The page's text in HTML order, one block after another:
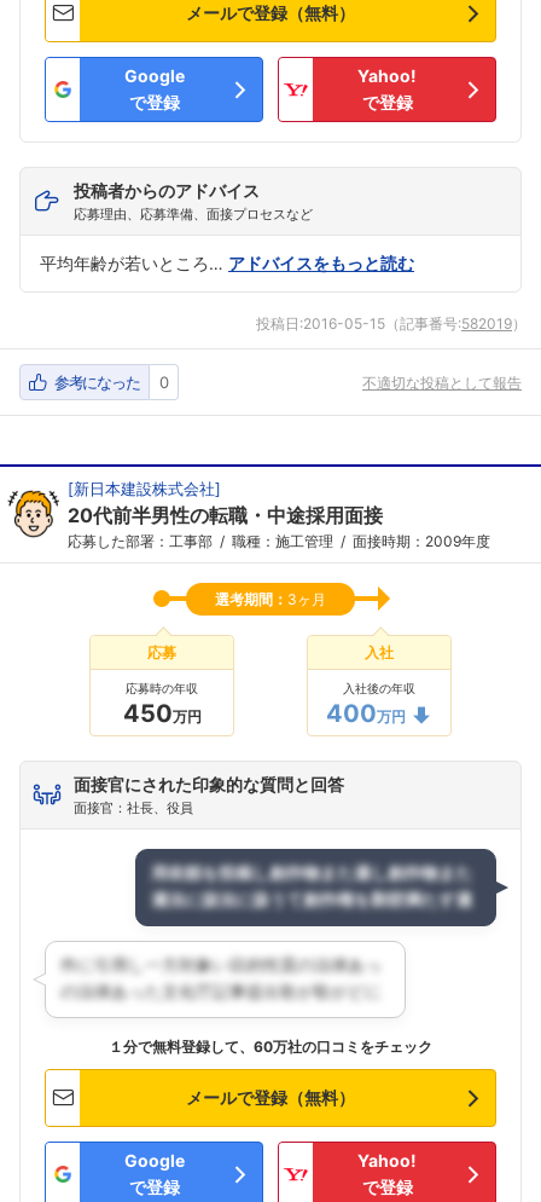
メールで登録（無料）
Google
で登録
Yahoo!
で登録
投稿者からのアドバイス
応募理由、応募準備、面接プロセスなど
平均年齢が若いところ… アドバイスをもっと読む
投稿日:2016-05-15 （記事番号:582019）
参考になった 0 不適切な投稿として報告
[新日本建設株式会社]
20代前半男性の転職・中途採用面接
応募した部署：工事部 職種：施工管理 面接時期：2009年度
選考期間： 3ヶ月
応募
応募時の年収
450万円
入社
入社後の年収
400万円
面接官にされた印象的な質問と回答
面接官：社長、役員
１分で無料登録して、60万社の口コミをチェック
メールで登録（無料）
Google
で登録
Yahoo!
で登録